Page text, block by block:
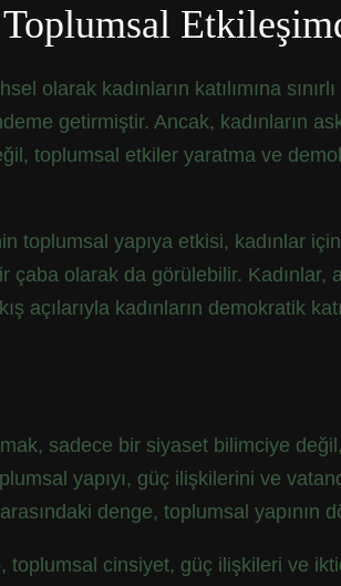
olarak kadınların katılımına
getirmiştir. Ancak, kadınların
toplumsal etkiler yaratma ve
toplumsal yapıya etkisi, kadınlar
çaba olarak da görülebilir.
kadınların demokratik
sadece bir siyaset bilimciye
yapıyı, güç ilişkilerini ve
denge, toplumsal
toplumsal cinsiyet, güç ilişkileri ve